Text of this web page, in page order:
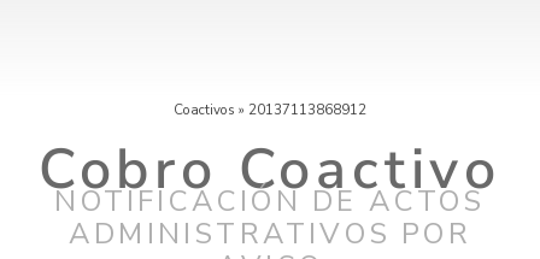
Coactivos » 20137113868912
Cobro Coactivo
NOTIFICACIÓN DE ACTOS
ADMINISTRATIVOS POR